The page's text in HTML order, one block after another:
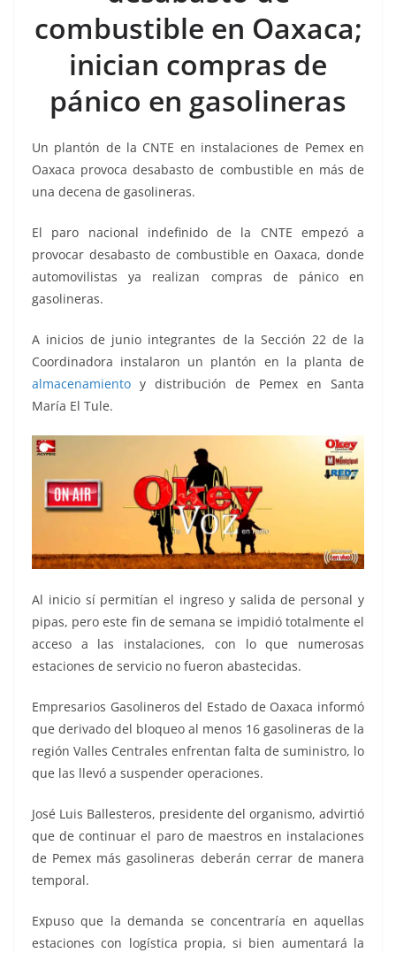
o
k
p er
combustible en Oaxaca;
inician compras de
pánico en gasolineras
Un plantón de la CNTE en instalaciones de Pemex en
Oaxaca provoca desabasto de combustible en más de
una decena de gasolineras.
El paro nacional indefinido de la CNTE empezó a
provocar desabasto de combustible en Oaxaca, donde
automovilistas ya realizan compras de pánico en
gasolineras.
A inicios de junio integrantes de la Sección 22 de la
Coordinadora instalaron un plantón en la planta de
almacenamiento y distribución de Pemex en Santa
María El Tule.
Al inicio sí permitían el ingreso y salida de personal y
pipas, pero este fin de semana se impidió totalmente el
acceso a las instalaciones, con lo que numerosas
estaciones de servicio no fueron abastecidas.
Empresarios Gasolineros del Estado de Oaxaca informó
que derivado del bloqueo al menos 16 gasolineras de la
región Valles Centrales enfrentan falta de suministro, lo
que las llevó a suspender operaciones.
José Luis Ballesteros, presidente del organismo, advirtió
que de continuar el paro de maestros en instalaciones
de Pemex más gasolineras deberán cerrar de manera
temporal.
Expuso que la demanda se concentraría en aquellas
estaciones con logística propia, si bien aumentará la